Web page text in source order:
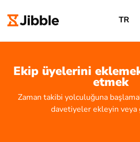
TR
Ekip üyelerini
etmek
Zaman takibi yolculuğuna
davetiyeler ekleyin veya